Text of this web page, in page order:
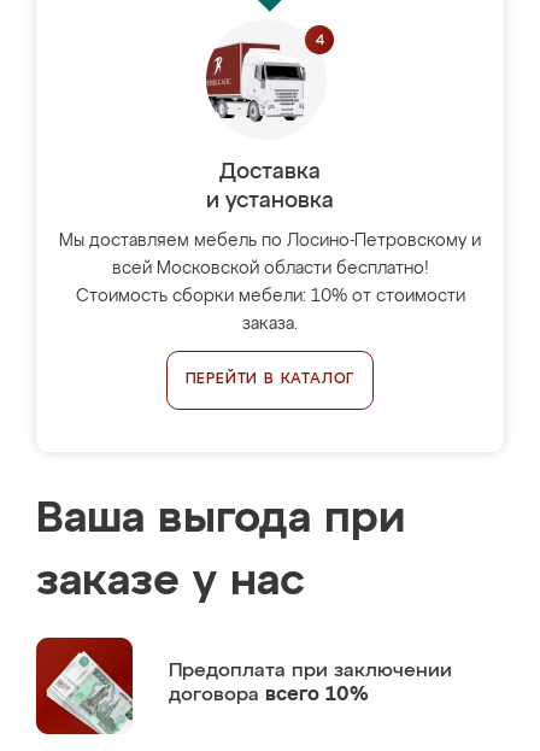
Доставка
и установка
Мы доставляем мебель по Лосино-Петровскому и
всей Московской области бесплатно!
Стоимость сборки мебели: 10% от стоимости
заказа.
ПЕРЕЙТИ В КАТАЛОГ
Ваша выгода при
заказе у нас
Предоплата при заключении
договора всего 10%